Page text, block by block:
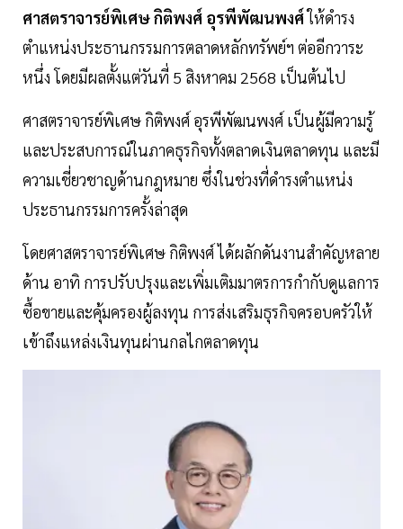
ศาสตราจารย์พิเศษ กิติพงศ์ อุรพีพัฒนพงศ์ให้ดำรง
ตำแหน่งประธานกรรมการตลาดหลักทรัพย์ฯ ต่ออีกวาระ
หนึ่ง โดยมีผลตั้งแต่วันที่ 5 สิงหาคม 2568 เป็นต้นไป
ศาสตราจารย์พิเศษ กิติพงศ์ อุรพีพัฒนพงศ์ เป็นผู้มีความรู้
และประสบการณ์ในภาคธุรกิจทั้งตลาดเงินตลาดทุน และมี
ความเชี่ยวชาญด้านกฎหมาย ซึ่งในช่วงที่ดำรงตำแหน่ง
ประธานกรรมการครั้งล่าสุด
โดยศาสตราจารย์พิเศษ กิติพงศ์ ได้ผลักดันงานสำคัญหลาย
ด้าน อาทิ การปรับปรุงและเพิ่มเติมมาตรการกำกับดูแลการ
ซื้อขายและคุ้มครองผู้ลงทุน การส่งเสริมธุรกิจครอบครัวให้
เข้าถึงแหล่งเงินทุนผ่านกลไกตลาดทุน